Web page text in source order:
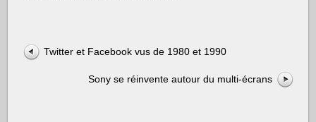
Twitter et Facebook vus de 1980 et 1990
Sony se réinvente autour du multi-écrans